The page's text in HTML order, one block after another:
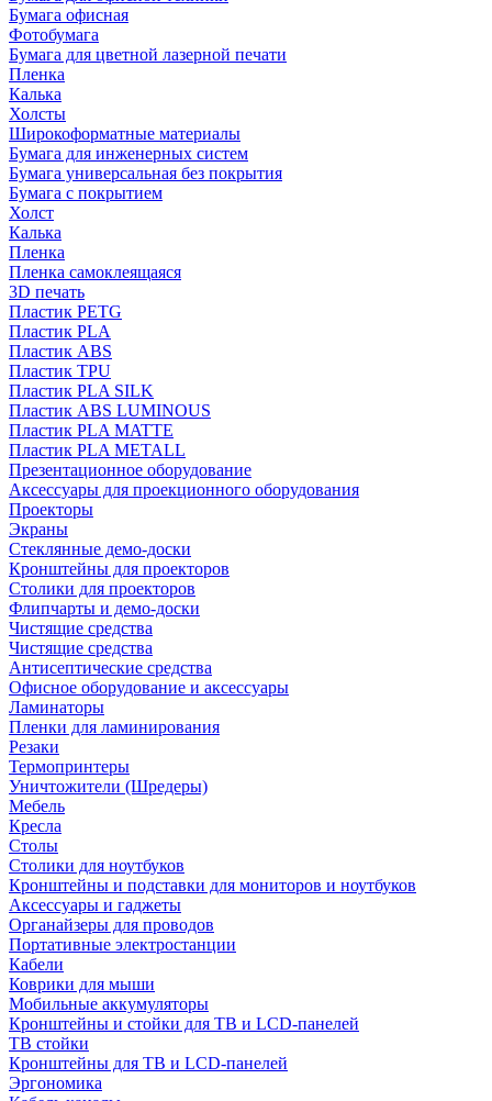
Бумага офисная
Фотобумага
Бумага для цветной лазерной печати
Пленка
Калька
Холсты
Широкоформатные материалы
Бумага для инженерных систем
Бумага универсальная без покрытия
Бумага с покрытием
Холст
Калька
Пленка
Пленка самоклеящаяся
3D печать
Пластик PETG
Пластик PLA
Пластик ABS
Пластик TPU
Пластик PLA SILK
Пластик ABS LUMINOUS
Пластик PLA MATTE
Пластик PLA METALL
Презентационное оборудование
Аксессуары для проекционного оборудования
Проекторы
Экраны
Стеклянные демо-доски
Кронштейны для проекторов
Столики для проекторов
Флипчарты и демо-доски
Чистящие средства
Чистящие средства
Антисептические средства
Офисное оборудование и аксессуары
Ламинаторы
Пленки для ламинирования
Резаки
Термопринтеры
Уничтожители (Шредеры)
Мебель
Кресла
Столы
Столики для ноутбуков
Кронштейны и подставки для мониторов и ноутбуков
Аксессуары и гаджеты
Органайзеры для проводов
Портативные электростанции
Кабели
Коврики для мыши
Мобильные аккумуляторы
Кронштейны и стойки для ТВ и LCD-панелей
ТВ стойки
Кронштейны для ТВ и LCD-панелей
Эргономика